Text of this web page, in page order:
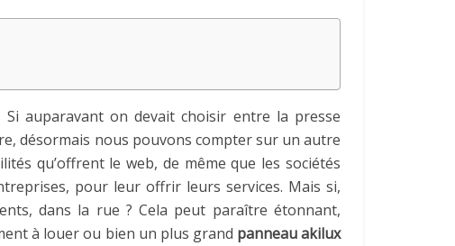
auparavant on devait choisir entre la presse
désormais nous pouvons compter sur un autre
qu’offrent le web, de même que les sociétés
pour leur offrir leurs services. Mais si,
dans la rue ? Cela peut paraître étonnant,
à louer ou bien un plus grand panneau akilux